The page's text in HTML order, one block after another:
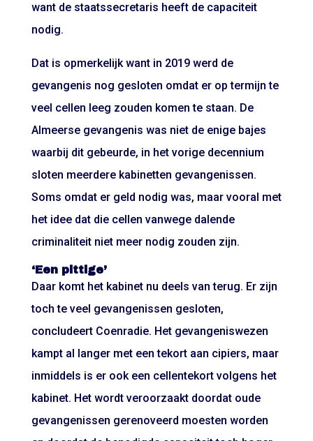
want de staatssecretaris heeft de capaciteit
nodig.
Dat is opmerkelijk want in 2019 werd de
gevangenis nog gesloten omdat er op termijn te
veel cellen leeg zouden komen te staan. De
Almeerse gevangenis was niet de enige bajes
waarbij dit gebeurde, in het vorige decennium
sloten meerdere kabinetten gevangenissen.
Soms omdat er geld nodig was, maar vooral met
het idee dat die cellen vanwege dalende
criminaliteit niet meer nodig zouden zijn.
‘Een pittige’
Daar komt het kabinet nu deels van terug. Er zijn
toch te veel gevangenissen gesloten,
concludeert Coenradie. Het gevangeniswezen
kampt al langer met een tekort aan cipiers, maar
inmiddels is er ook een cellentekort volgens het
kabinet. Het wordt veroorzaakt doordat oude
gevangenissen gerenoveerd moesten worden